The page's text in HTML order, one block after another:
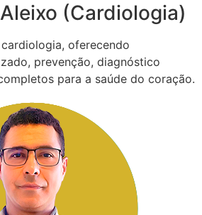
(Cardiologia)
oferecendo
prevenção, diagnóstico
para a saúde do coração.